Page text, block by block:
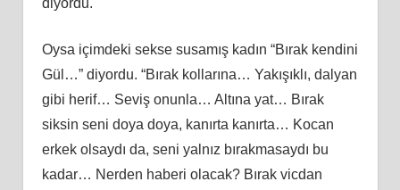
Oysa içimdeki sekse susamış kadın “Bırak kendini
Gül…” diyordu. “Bırak kollarına… Yakışıklı, dalyan
gibi herif… Seviş onunla… Altına yat… Bırak
siksin seni doya doya, kanırta kanırta… Kocan
erkek olsaydı da, seni yalnız bırakmasaydı bu
kadar… Nerden haberi olacak? Bırak vicdan